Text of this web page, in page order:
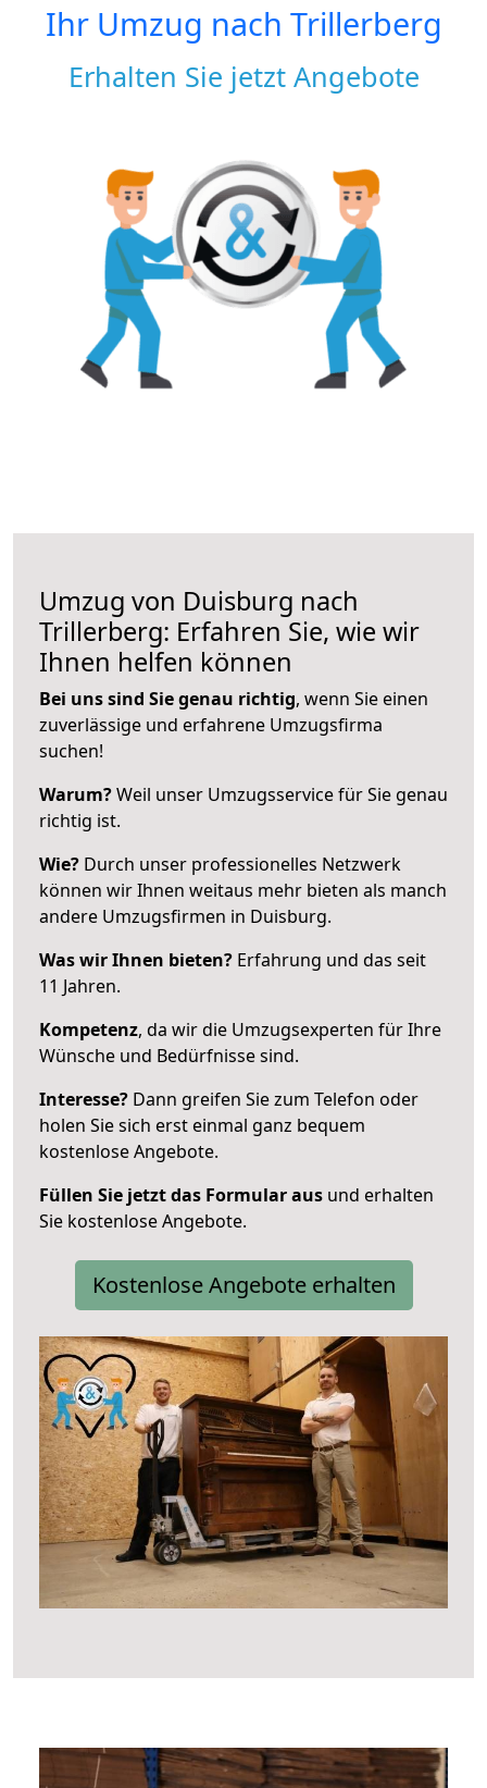
Ihr Umzug nach Trillerberg
Erhalten Sie jetzt Angebote
Umzug von Duisburg nach
Trillerberg: Erfahren Sie, wie wir
Ihnen helfen können
Bei uns sind Sie genau richtig, wenn Sie einen
zuverlässige und erfahrene Umzugsfirma
suchen!
Warum?Weil unser Umzugsservice für Sie genau
richtig ist.
Wie? Durch unser professionelles Netzwerk
können wir Ihnen weitaus mehr bieten als manch
andere Umzugsfirmen in Duisburg.
Was wir Ihnen bieten? Erfahrung und das seit
11 Jahren.
Kompetenz, da wir die Umzugsexperten für Ihre
Wünsche und Bedürfnisse sind.
Interesse? Dann greifen Sie zum Telefon oder
holen Sie sich erst einmal ganz bequem
kostenlose Angebote.
Füllen Sie jetzt das Formular aus und erhalten
Sie kostenlose Angebote.
Kostenlose Angebote erhalten